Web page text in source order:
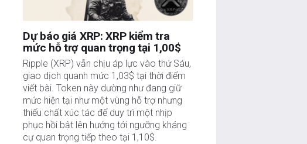
Dự báo giá XRP: XRP kiểm tra
mức hỗ trợ quan trọng tại 1,00$
Ripple (XRP) vẫn chịu áp lực vào thứ Sáu,
giao dịch quanh mức 1,03$ tại thời điểm
viết bài. Token này dường như đang giữ
mức hiện tại như một vùng hỗ trợ nhưng
thiếu chất xúc tác để duy trì một nhịp
phục hồi bật lên hướng tới ngưỡng kháng
cự quan trọng tiếp theo tại 1,10$.